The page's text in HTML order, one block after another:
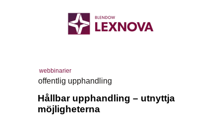
webbinarier
offentlig upphandling
Hållbar upphandling – utnyttja
möjligheterna